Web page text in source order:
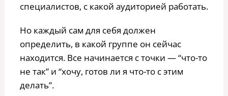
специалистов, с какой аудиторией работать.
Но каждый сам для себя должен
определить, в какой группе он сейчас
находится. Все начинается с точки — “что-то
не так” и “хочу, готов ли я что-то с этим
делать”.